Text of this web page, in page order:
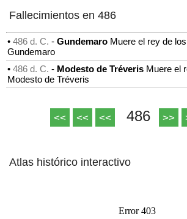
Fallecimientos en 486
• 486 d. C. - Gundemaro Muere el rey de
Gundemaro
• 486 d. C. - Modesto de Tréveris Muere el
Modesto de Tréveris
<< << << 486 >>
Atlas histórico interactivo